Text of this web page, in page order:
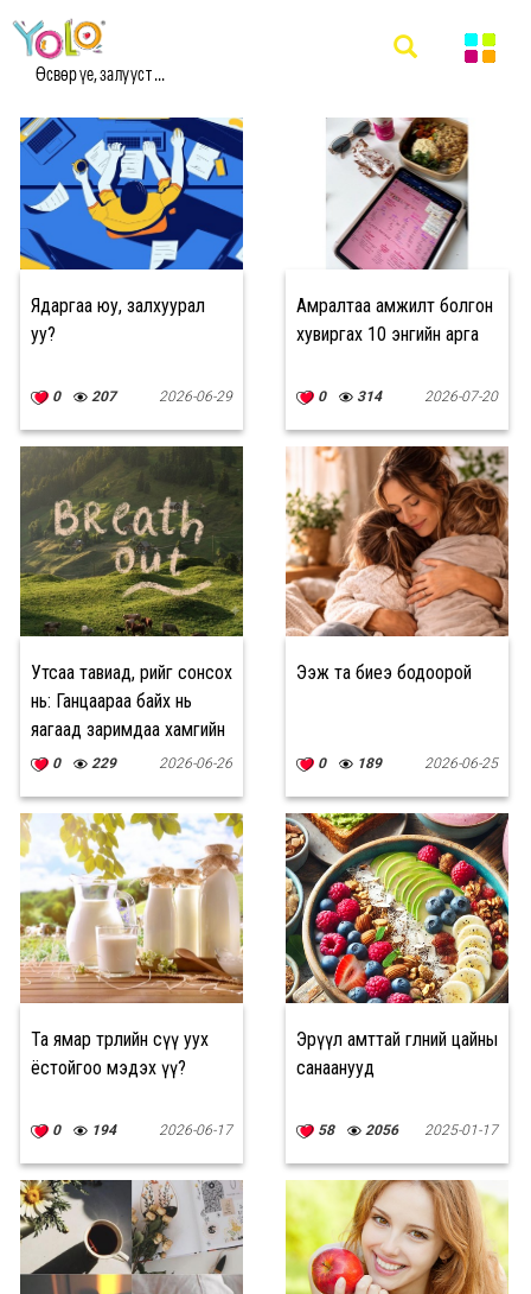
Өсвөр үе, залууст ...
#HEALTH МЭДЭЭ
Ядаргаа юу, залхуурал
уу?
0 207 2026-06-29
Амралтаа амжилт болгон
хувиргах 10 энгийн арга
0 314 2026-07-20
Утсаа тавиад, өөрийгөө сонсох
нь: Ганцаараа байх нь
яагаад заримдаа хамгийн
зөв сонголт болдог вэ?
0 229 2026-06-26
Ээж та биеэ бодоорой
0 189 2026-06-25
Та ямар төрлийн сүү уух
ёстойгоо мэдэх үү?
0 194 2026-06-17
Эрүүл амттай өглөөний цайны
санаанууд
58 2056 2025-01-17